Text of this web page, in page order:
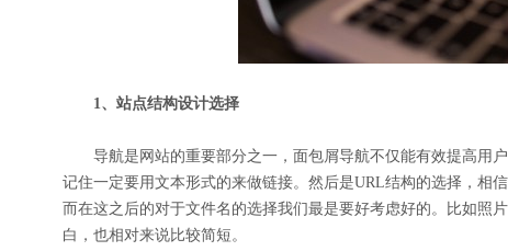
1、站点结构设计选择
导航是网站的重要部分之一，面包屑导航不仅能有效提高用
记住一定要用文本形式的来做链接。然后是URL结构的选择，相
而在这之后的对于文件名的选择我们最是要好考虑好的。比如照
白，也相对来说比较简短。